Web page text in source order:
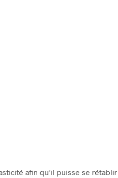
afin qu’il puisse se